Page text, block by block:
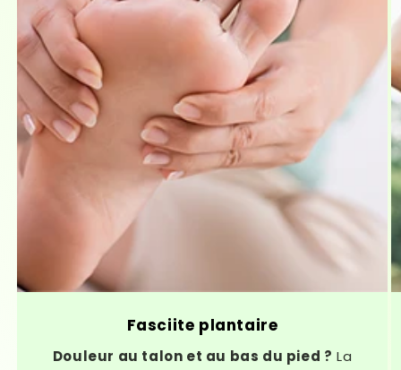
Fasciite plantaire
Douleur au talon et au bas du pied ? La